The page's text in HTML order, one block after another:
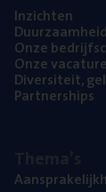
Inzich­ten
Duur­zaam­heid
Onze
Onze
Diver­si­teit,
Part­ner­ships